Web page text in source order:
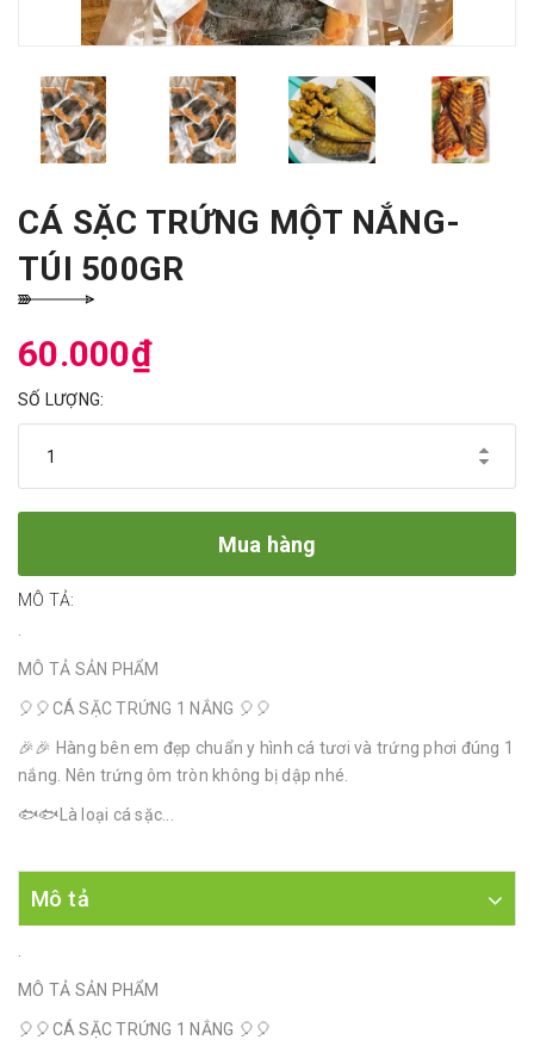
CÁ SẶC TRỨNG MỘT NẮNG-
TÚI 500GR
60.000₫
SỐ LƯỢNG:
Mua hàng
MÔ TẢ:
.
MÔ TẢ SẢN PHẨM
🎈🎈CÁ SẶC TRỨNG 1 NẮNG 🎈🎈
🎉🎉 Hàng bên em đẹp chuẩn y hình cá tươi và trứng phơi đúng 1
nắng. Nên trứng ôm tròn không bị dập nhé.
🐟🐟Là loại cá sặc...
Mô tả
.
MÔ TẢ SẢN PHẨM
🎈🎈CÁ SẶC TRỨNG 1 NẮNG 🎈🎈